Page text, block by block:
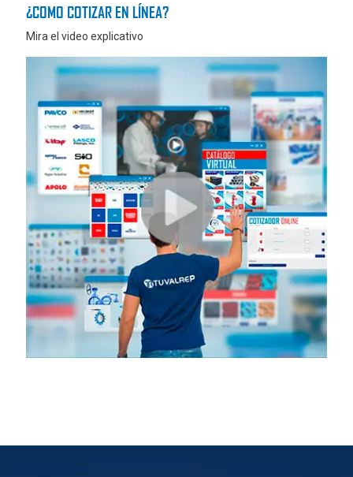
¿COMO COTIZAR EN LÍNEA?
Mira el video explicativo